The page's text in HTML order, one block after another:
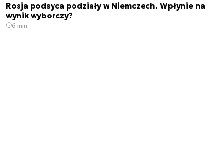
Rosja podsyca podziały w Niemczech. Wpłynie na
wynik wyborczy?
6 min.